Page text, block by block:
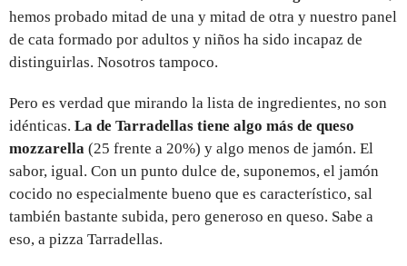
hemos probado mitad de una y mitad de otra y nuestro panel
de cata formado por adultos y niños ha sido incapaz de
distinguirlas. Nosotros tampoco.
Pero es verdad que mirando la lista de ingredientes, no son
idénticas. La de Tarradellas tiene algo más de queso
mozzarella (25 frente a 20%) y algo menos de jamón. El
sabor, igual. Con un punto dulce de, suponemos, el jamón
cocido no especialmente bueno que es característico, sal
también bastante subida, pero generoso en queso. Sabe a
eso, a pizza Tarradellas.